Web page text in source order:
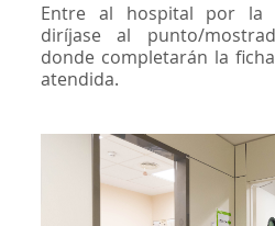
Entre al hospital por la
diríjase al punto/
donde completarán la
atendida.